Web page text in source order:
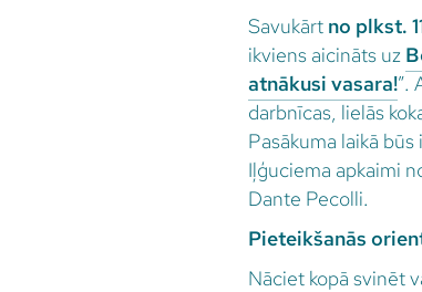
Savukārt no plkst.
ikviens aicināts uz
atnākusi vasara!”.
darbnīcas, lielās
Pasākuma laikā
Iļģuciema apkaimi
Dante Pecolli.
Pieteikšanās
Nāciet kopā svinēt